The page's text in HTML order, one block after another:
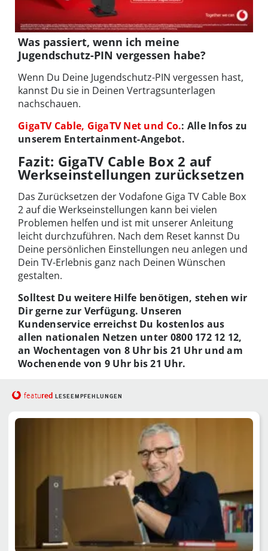
Was passiert, wenn ich meine
Jugendschutz-PIN vergessen habe?
Wenn Du Deine Jugendschutz-PIN vergessen hast,
kannst Du sie in Deinen Vertragsunterlagen
nachschauen.
GigaTV Cable, GigaTV Net und Co.: Alle Infos zu
unserem Entertainment-Angebot.
Fazit: GigaTV Cable Box 2 auf
Werkseinstellungen zurücksetzen
Das Zurücksetzen der Vodafone Giga TV Cable Box
2 auf die Werkseinstellungen kann bei vielen
Problemen helfen und ist mit unserer Anleitung
leicht durchzuführen. Nach dem Reset kannst Du
Deine persönlichen Einstellungen neu anlegen und
Dein TV-Erlebnis ganz nach Deinen Wünschen
gestalten.
Solltest Du weitere Hilfe benötigen, stehen wir
Dir gerne zur Verfügung. Unseren
Kundenservice erreichst Du kostenlos aus
allen nationalen Netzen unter 0800 172 12 12,
an Wochentagen von 8 Uhr bis 21 Uhr und am
Wochenende von 9 Uhr bis 21 Uhr.
featured LESEEMPFEHLUNGEN